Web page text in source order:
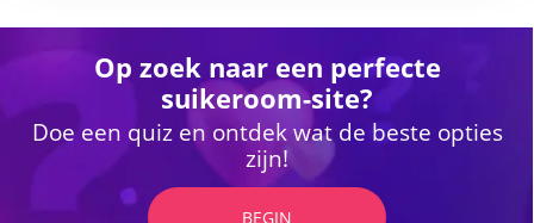
Op zoek naar een perfecte
suikeroom-site?
Doe een quiz en ontdek wat de beste opties
zijn!
BEGIN